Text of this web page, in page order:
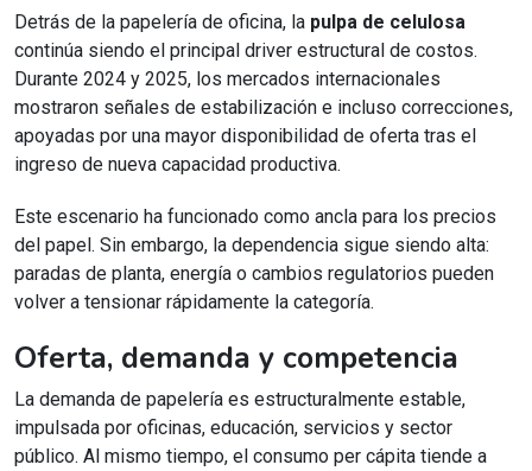
Detrás de la papelería de oficina, la pulpa de celulosa
continúa siendo el principal driver estructural de costos.
Durante 2024 y 2025, los mercados internacionales
mostraron señales de estabilización e incluso correcciones,
apoyadas por una mayor disponibilidad de oferta tras el
ingreso de nueva capacidad productiva.
Este escenario ha funcionado como ancla para los precios
del papel. Sin embargo, la dependencia sigue siendo alta:
paradas de planta, energía o cambios regulatorios pueden
volver a tensionar rápidamente la categoría.
Oferta, demanda y competencia
La demanda de papelería es estructuralmente estable,
impulsada por oficinas, educación, servicios y sector
público. Al mismo tiempo, el consumo per cápita tiende a